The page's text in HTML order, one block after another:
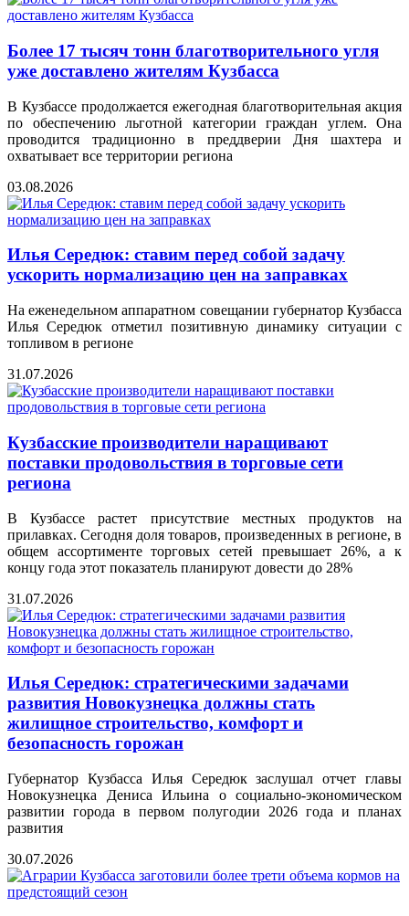
Более 17 тысяч тонн благотворительного угля
уже доставлено жителям Кузбасса
В Кузбассе продолжается ежегодная благотворительная акция
по обеспечению льготной категории граждан углем. Она
проводится традиционно в преддверии Дня шахтера и
охватывает все территории региона
03.08.2026
Илья Середюк: ставим перед собой задачу
ускорить нормализацию цен на заправках
На еженедельном аппаратном совещании губернатор Кузбасса
Илья Середюк отметил позитивную динамику ситуации с
топливом в регионе
31.07.2026
Кузбасские производители наращивают
поставки продовольствия в торговые сети
региона
В Кузбассе растет присутствие местных продуктов на
прилавках. Сегодня доля товаров, произведенных в регионе, в
общем ассортименте торговых сетей превышает 26%, а к
концу года этот показатель планируют довести до 28%
31.07.2026
Илья Середюк: стратегическими задачами
развития Новокузнецка должны стать
жилищное строительство, комфорт и
безопасность горожан
Губернатор Кузбасса Илья Середюк заслушал отчет главы
Новокузнецка Дениса Ильина о социально-экономическом
развитии города в первом полугодии 2026 года и планах
развития
30.07.2026